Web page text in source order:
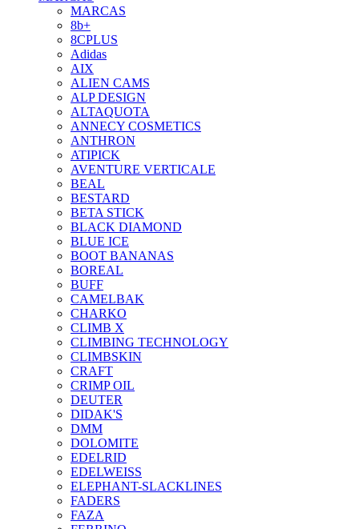
MARCAS
8b+
8CPLUS
Adidas
AIX
ALIEN CAMS
ALP DESIGN
ALTAQUOTA
ANNECY COSMETICS
ANTHRON
ATIPICK
AVENTURE VERTICALE
BEAL
BESTARD
BETA STICK
BLACK DIAMOND
BLUE ICE
BOOT BANANAS
BOREAL
BUFF
CAMELBAK
CHARKO
CLIMB X
CLIMBING TECHNOLOGY
CLIMBSKIN
CRAFT
CRIMP OIL
DEUTER
DIDAK'S
DMM
DOLOMITE
EDELRID
EDELWEISS
ELEPHANT-SLACKLINES
FADERS
FAZA